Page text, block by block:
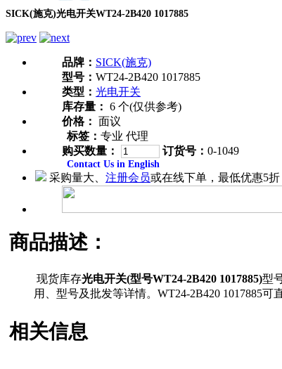
SICK(施克)光电开关WT24-2B420 1017885
品牌： SICK(施克)
型号： WT24-2B420 1017885
类型： 光电开关
库存量： 6 个(仅供参考)
价格： 面议
标签： 专业 代理
购买数量：
订货号： 0-1049
Contact Us in English
采购量大、 注册会员或在线下单，最低优惠5折
商品描述：
现货库存光电开关(型号WT24-2B420 1017885)型
用、型号及批发等详情。WT24-2B420 1017885
相关信息